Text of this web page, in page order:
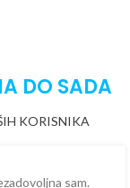
DO SADA
KORISNIKA
sam.